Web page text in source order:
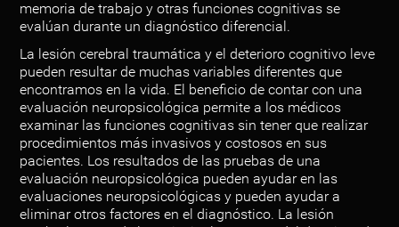
memoria de trabajo y otras funciones cognitivas se
evalúan durante un diagnóstico diferencial.
La lesión cerebral traumática y el deterioro cognitivo leve
pueden resultar de muchas variables diferentes que
encontramos en la vida. El beneficio de contar con una
evaluación neuropsicológica permite a los médicos
examinar las funciones cognitivas sin tener que realizar
procedimientos más invasivos y costosos en sus
pacientes. Los resultados de las pruebas de una
evaluación neuropsicológica pueden ayudar en las
evaluaciones neuropsicológicas y pueden ayudar a
eliminar otros factores en el diagnóstico. La lesión